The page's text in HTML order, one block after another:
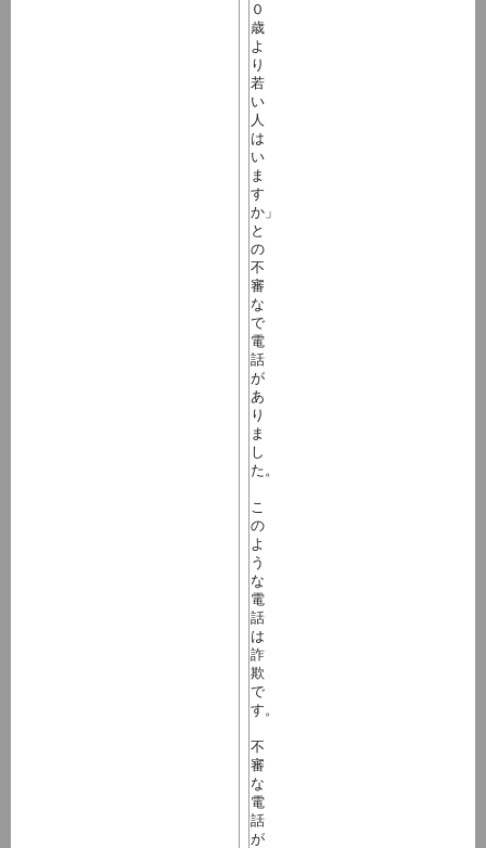
０
歳
よ
り
若
い
人
は
い
ま
す
か」
と
の
不
審
な
で
電
話
が
あ
り
ま
し
た。
こ
の
よ
う
な
電
話
は
詐
欺
で
す。
不
審
な
電
話
が